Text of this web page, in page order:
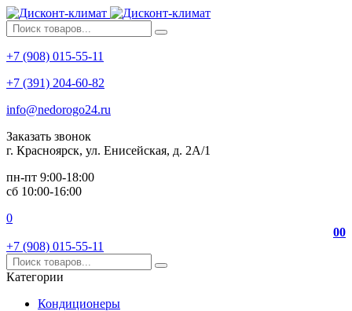
+7 (908) 015-55-11
+7 (391) 204-60-82
info@nedorogo24.ru
Заказать звонок
г. Красноярск, ул. Енисейская, д. 2А/1
пн-пт 9:00-18:00
сб 10:00-16:00
0
00
+7 (908) 015-55-11
Категории
Кондиционеры